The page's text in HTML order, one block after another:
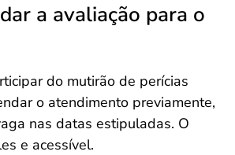
a avaliação para o
do mutirão de perícias
o atendimento previamente,
nas datas estipuladas. O
e acessível.